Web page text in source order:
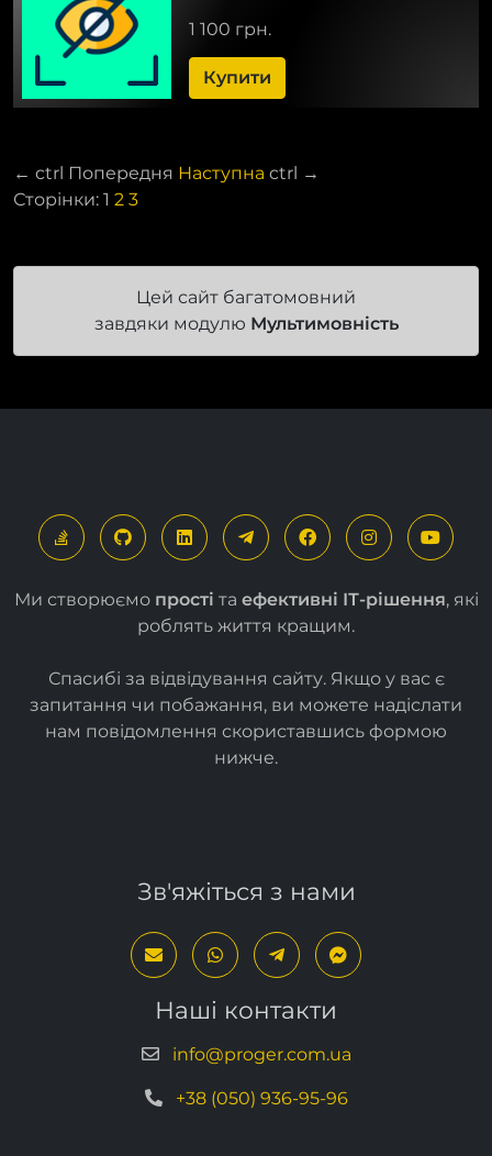
1 100 грн.
Купити
← ctrl Попередня Наступна ctrl →
Сторінки: 1 2 3
Цей сайт багатомовний
завдяки модулю Мультимовність
Ми створюємо прості та ефективні ІТ-рішення, які
роблять життя кращим.
Спасибі за відвідування сайту. Якщо у вас є
запитання чи побажання, ви можете надіслати
нам повідомлення скориставшись формою
нижче.
Зв'яжіться з нами
Наші контакти
info@proger.com.ua
+38 (050) 936-95-96